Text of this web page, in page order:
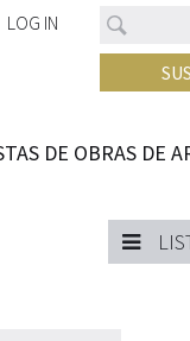
Buscar
LOG IN
DE OBRAS DE